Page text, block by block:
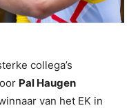
collega’s
Pal Haugen
van het EK in